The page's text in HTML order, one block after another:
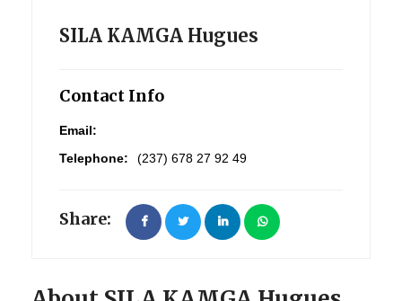
SILA KAMGA Hugues
Contact Info
Email:
Telephone:
(237) 678 27 92 49
Share: